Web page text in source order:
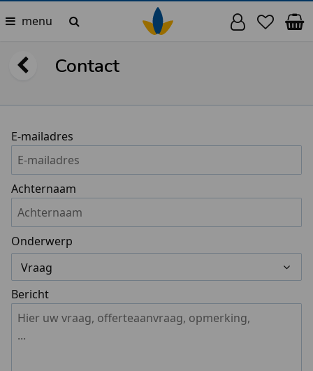
menu
Contact
E-mailadres
Achternaam
Onderwerp
Vraag
Bericht